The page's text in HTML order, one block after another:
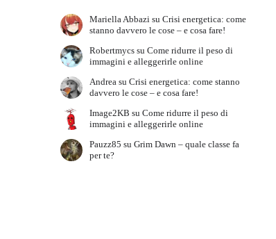
Mariella Abbazi su Crisi energetica: come
stanno davvero le cose – e cosa fare!
Robertmycssu Come ridurre il peso di
immagini e alleggerirle online
Andrea su Crisi energetica: come stanno
davvero le cose – e cosa fare!
Image2KB su Come ridurre il peso di
immagini e alleggerirle online
Pauzz85 su Grim Dawn – quale classe fa
per te?